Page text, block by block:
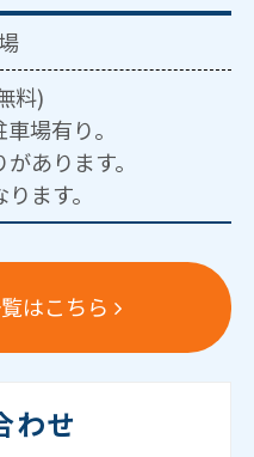
料)
場有り。
あります。
ます。
はこちら
わせ